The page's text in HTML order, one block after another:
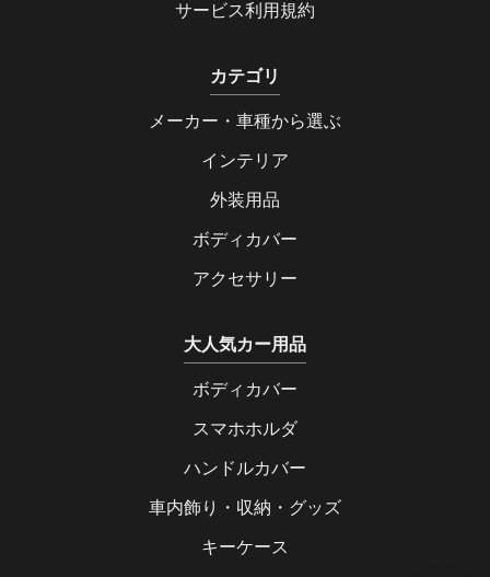
サービス利用規約
カテゴリ
メーカー・車種から選ぶ
インテリア
外装用品
ボディカバー
アクセサリー
大人気カー用品
ボディカバー
スマホホルダ
ハンドルカバー
車内飾り・収納・グッズ
キーケース